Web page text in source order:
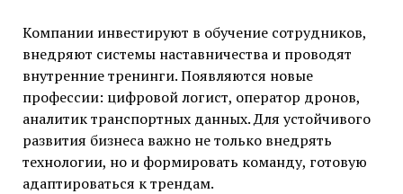
Компании инвестируют в обучение сотрудников,
внедряют системы наставничества и проводят
внутренние тренинги. Появляются новые
профессии: цифровой логист, оператор дронов,
аналитик транспортных данных. Для устойчивого
развития бизнеса важно не только внедрять
технологии, но и формировать команду, готовую
адаптироваться к трендам.